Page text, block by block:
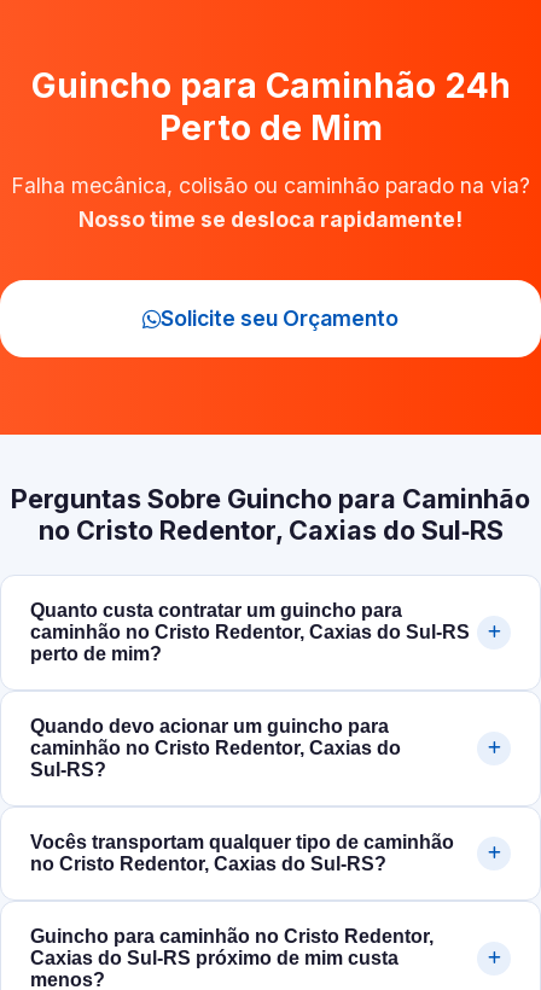
Guincho para Caminhão 24h
Perto de Mim
Falha mecânica, colisão ou caminhão parado na via?
Nosso time se desloca rapidamente!
Solicite seu Orçamento
Perguntas Sobre Guincho para Caminhão
no Cristo Redentor, Caxias do Sul‑RS
Quanto custa contratar um guincho para
caminhão no Cristo Redentor, Caxias do Sul‑RS
perto de mim?
Quando devo acionar um guincho para
caminhão no Cristo Redentor, Caxias do
Sul‑RS?
Vocês transportam qualquer tipo de caminhão
no Cristo Redentor, Caxias do Sul‑RS?
Guincho para caminhão no Cristo Redentor,
Caxias do Sul‑RS próximo de mim custa
menos?